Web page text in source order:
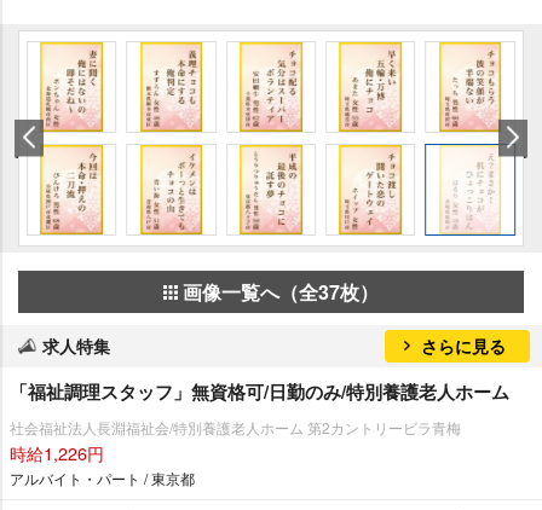
画像一覧へ（全37枚）
求人特集 さらに見る
「福祉調理スタッフ」無資格可/日勤のみ/特別養護老人ホーム
社会福祉法人長淵福祉会/特別養護老人ホーム 第2カントリービラ青梅
時給1,226円
アルバイト・パート / 東京都